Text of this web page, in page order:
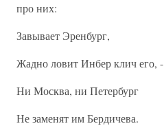
про них:
Завывает Эренбург,
Жадно ловит Инбер клич его, -
Ни Москва, ни Петербург
Не заменят им Бердичева.